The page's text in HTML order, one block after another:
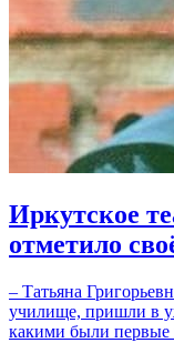
Иркутское
отметило
– Татьяна
училище, пришли в
какими были первые